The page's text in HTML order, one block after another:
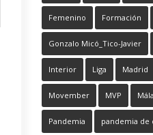
Femenino Formación
Gonzalo Micó_Tico-Javier
Interior Liga Madrid
Movember MVP
Pandemia pandemia de